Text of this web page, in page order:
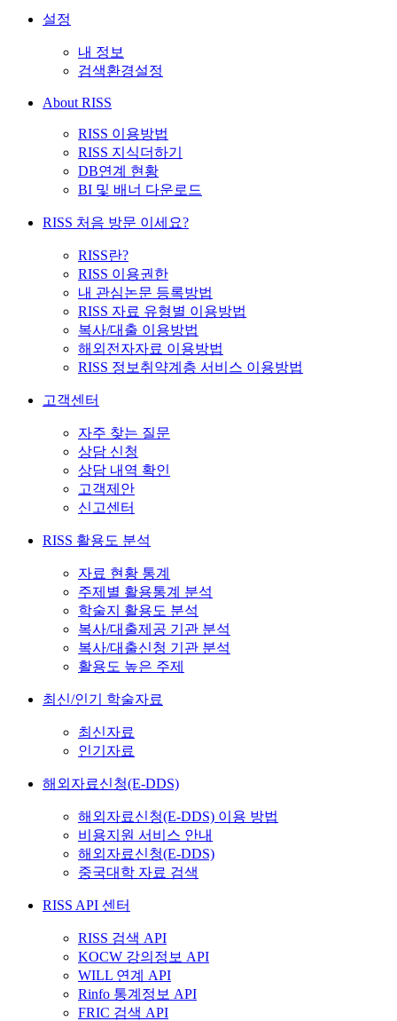
설정
내 정보
검색환경설정
About RISS
RISS 이용방법
RISS 지식더하기
DB연계 현황
BI 및 배너 다운로드
RISS 처음 방문 이세요?
RISS란?
RISS 이용권한
내 관심논문 등록방법
RISS 자료 유형별 이용방법
복사/대출 이용방법
해외전자자료 이용방법
RISS 정보취약계층 서비스 이용방법
고객센터
자주 찾는 질문
상담 신청
상담 내역 확인
고객제안
신고센터
RISS 활용도 분석
자료 현황 통계
주제별 활용통계 분석
학술지 활용도 분석
복사/대출제공 기관 분석
복사/대출신청 기관 분석
활용도 높은 주제
최신/인기 학술자료
최신자료
인기자료
해외자료신청(E-DDS)
해외자료신청(E-DDS) 이용 방법
비용지원 서비스 안내
해외자료신청(E-DDS)
중국대학 자료 검색
RISS API 센터
RISS 검색 API
KOCW 강의정보 API
WILL 연계 API
Rinfo 통계정보 API
FRIC 검색 API